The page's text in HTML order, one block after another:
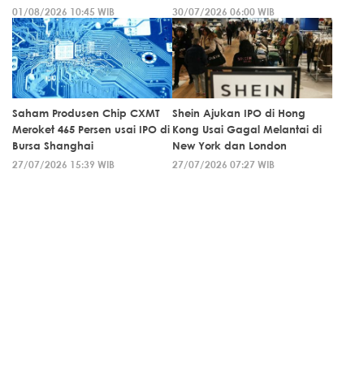
01/08/2026 10:45 WIB
30/07/2026 06:00 WIB
Saham Produsen Chip CXMT
Meroket 465 Persen usai IPO di
Bursa Shanghai
27/07/2026 15:39 WIB
Shein Ajukan IPO di Hong
Kong Usai Gagal Melantai di
New York dan London
27/07/2026 07:27 WIB